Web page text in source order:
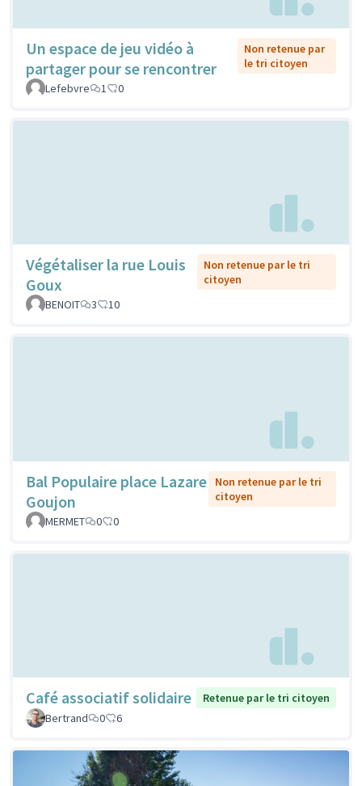
Un espace de jeu vidéo à
partager pour se rencontrer
Non retenue par
le tri citoyen
Lefebvre
1 0
Végétaliser la rue Louis
Goux
Non retenue par le tri
citoyen
BENOIT
3 10
Bal Populaire place Lazare
Goujon
Non retenue par le tri
citoyen
MERMET
0 0
Café associatif solidaire
Retenue par le tri citoyen
Bertrand
0 6